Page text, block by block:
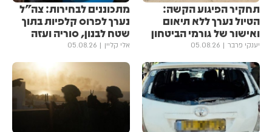
תחקיר הפיגוע הקשה:
הטיול נערך ללא תיאום
ואישור של גורמי הביטחון
יענקי פרבר 05.08.26
מתכוננים לבחירות: צה״ל
נערך לפרוס קלפיות בתוך
שטח לבנון, סוריה ועזה
אלי קליין 05.08.26